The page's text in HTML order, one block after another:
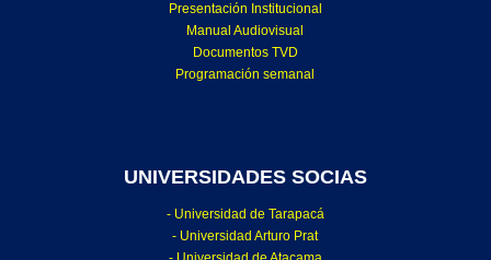
Presentación Institucional
Manual Audiovisual
Documentos TVD
Programación semanal
UNIVERSIDADES SOCIAS
- Universidad de Tarapacá
- Universidad Arturo Prat